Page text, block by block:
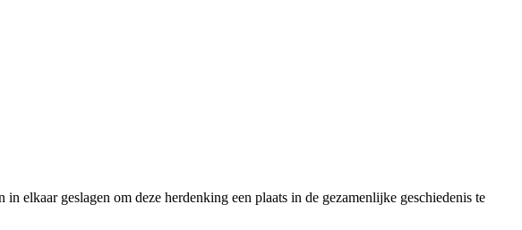
geslagen om deze herdenking een plaats in de gezamenlijke geschiedenis te